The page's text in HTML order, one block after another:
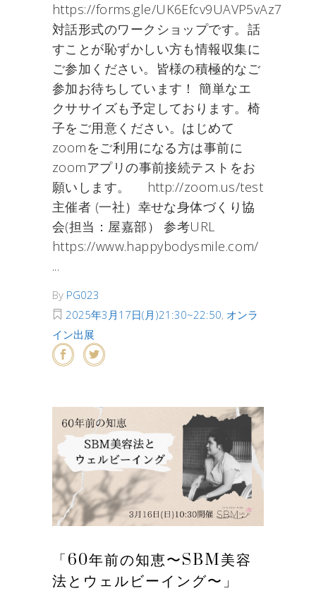
https://forms.gle/UK6Efcv9UAVP5vAz7
対話形式のワークショップです。話
すことが恥ずかしい方も情報収集に
ご参加ください。皆様の積極的なご
参加お待ちしています！ 簡単なエ
クササイズも予定しております。椅
子をご用意ください。はじめて
zoomをご利用になる方は事前に
zoomアプリの事前接続テストをお
願いします。 http://zoom.us/test
主催者 (一社）幸せな身体づくり協
会(担当：屋嘉部） 参考URL
https://www.happybodysmile.com/
By PG023
2025年3月17日(月)21:30~22:50, オンラ
イン出展
「60年前の知恵〜SBM美容
法とウェルビーイング〜」